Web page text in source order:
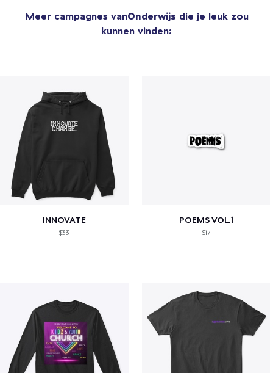
Meer campagnes vanOnderwijs die je leuk zou
kunnen vinden:
INNOVATE
$33
POEMS VOL.1
$17